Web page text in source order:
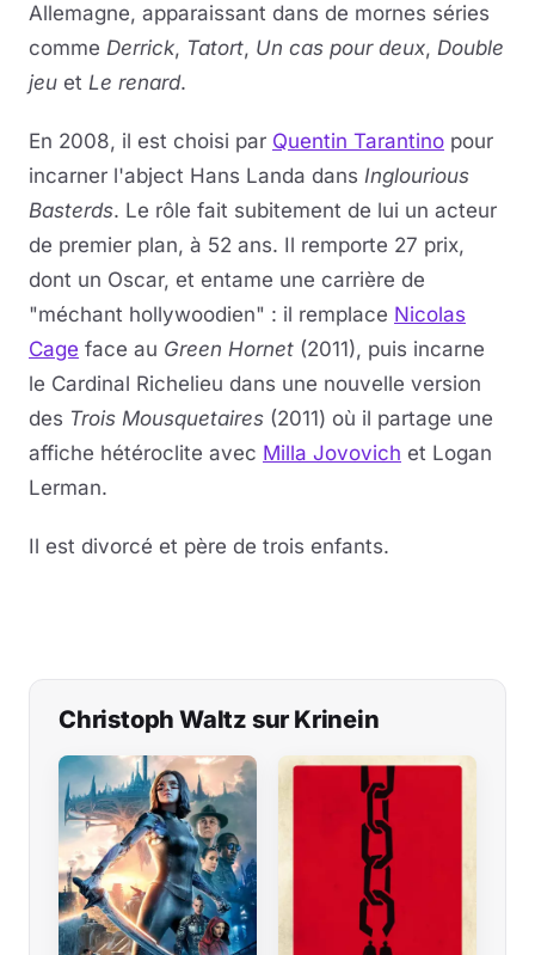
Allemagne, apparaissant dans de mornes séries
comme Derrick, Tatort, Un cas pour deux, Double
jeu et Le renard.
En 2008, il est choisi par Quentin Tarantino pour
incarner l'abject Hans Landa dans Inglourious
Basterds. Le rôle fait subitement de lui un acteur
de premier plan, à 52 ans. Il remporte 27 prix,
dont un Oscar, et entame une carrière de
"méchant hollywoodien" : il remplace Nicolas
Cage face au Green Hornet (2011), puis incarne
le Cardinal Richelieu dans une nouvelle version
des Trois Mousquetaires (2011) où il partage une
affiche hétéroclite avec Milla Jovovich et Logan
Lerman.
Il est divorcé et père de trois enfants.
Christoph Waltz sur Krinein